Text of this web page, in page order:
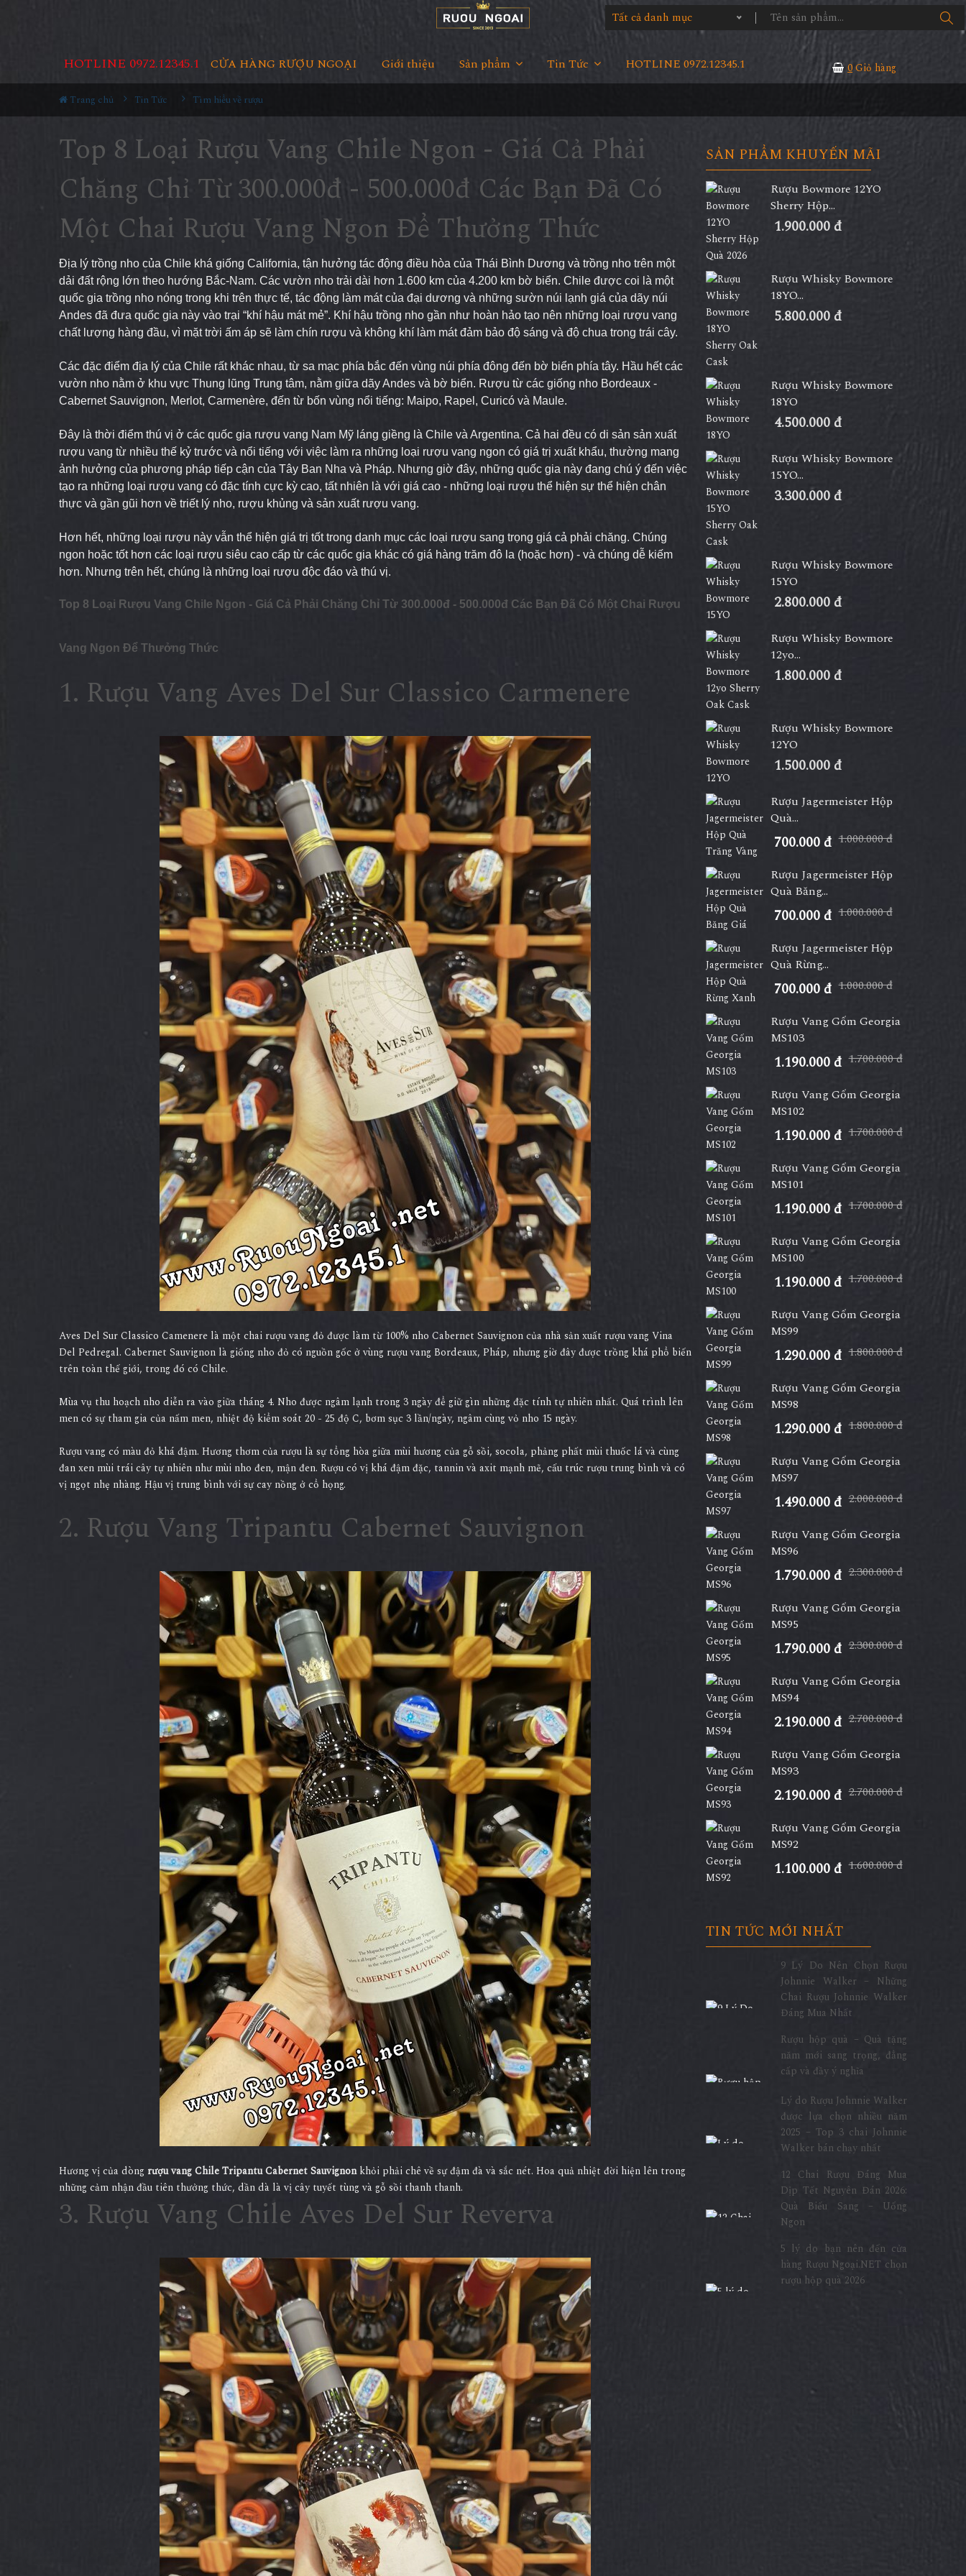
Tất cả danh mục
CỬA HÀNG RƯỢU NGOẠI Giới thiệu Sản phẩm Tin Tức HOTLINE 0972.12345.1 0Giỏ hàng
HOTLINE 0972.12345.1
Trang chủ Tin Tức Tìm hiểu về rượu
Top 8 Loại Rượu Vang Chile Ngon - Giá Cả Phải
Chăng Chỉ Từ 300.000đ - 500.000đ Các Bạn Đã Có
Một Chai Rượu Vang Ngon Để Thưởng Thức
Địa lý trồng nho của Chile khá giống California, tận hưởng tác động điều hòa của Thái Bình Dương và trồng nho trên một
dải đất rộng lớn theo hướng Bắc-Nam. Các vườn nho trải dài hơn 1.600 km của 4.200 km bờ biển. Chile được coi là một
quốc gia trồng nho nóng trong khi trên thực tế, tác động làm mát của đại dương và những sườn núi lạnh giá của dãy núi
Andes đã đưa quốc gia này vào trại “khí hậu mát mẻ”. Khí hậu trồng nho gần như hoàn hảo tạo nên những loại rượu vang
chất lượng hàng đầu, vì mặt trời ấm áp sẽ làm chín rượu và không khí làm mát đảm bảo độ sáng và độ chua trong trái cây.
Các đặc điểm địa lý của Chile rất khác nhau, từ sa mạc phía bắc đến vùng núi phía đông đến bờ biển phía tây. Hầu hết các
vườn nho nằm ở khu vực Thung lũng Trung tâm, nằm giữa dãy Andes và bờ biển. Rượu từ các giống nho Bordeaux -
Cabernet Sauvignon, Merlot, Carmenère, đến từ bốn vùng nổi tiếng: Maipo, Rapel, Curicó và Maule.
Đây là thời điểm thú vị ở các quốc gia rượu vang Nam Mỹ láng giềng là Chile và Argentina. Cả hai đều có di sản sản xuất
rượu vang từ nhiều thế kỷ trước và nổi tiếng với việc làm ra những loại rượu vang ngon có giá trị xuất khẩu, thường mang
ảnh hưởng của phương pháp tiếp cận của Tây Ban Nha và Pháp. Nhưng giờ đây, những quốc gia này đang chú ý đến việc
tạo ra những loại rượu vang có đặc tính cực kỳ cao, tất nhiên là với giá cao - những loại rượu thể hiện sự thể hiện chân
thực và gần gũi hơn về triết lý nho, rượu khủng và sản xuất rượu vang.
Hơn hết, những loại rượu này vẫn thể hiện giá trị tốt trong danh mục các loại rượu sang trọng giá cả phải chăng. Chúng
ngon hoặc tốt hơn các loại rượu siêu cao cấp từ các quốc gia khác có giá hàng trăm đô la (hoặc hơn) - và chúng dễ kiếm
hơn. Nhưng trên hết, chúng là những loại rượu độc đáo và thú vị.
Top 8 Loại Rượu Vang Chile Ngon - Giá Cả Phải Chăng Chỉ Từ 300.000đ - 500.000đ Các Bạn Đã Có Một Chai Rượu
Vang Ngon Để Thưởng Thức
1. Rượu Vang Aves Del Sur Classico Carmenere
Aves Del Sur Classico Camenere là một chai rượu vang đỏ được làm từ 100% nho Cabernet Sauvignon của nhà sản xuất rượu vang Vina
Del Pedregal. Cabernet Sauvignon là giống nho đỏ có nguồn gốc ở vùng rượu vang Bordeaux, Pháp, nhưng giờ đây được trồng khá phổ biến
trên toàn thế giới, trong đó có Chile.
Mùa vụ thu hoạch nho diễn ra vào giữa tháng 4. Nho được ngâm lạnh trong 3 ngày để giữ gìn những đặc tính tự nhiên nhất. Quá trình lên
men có sự tham gia của nấm men, nhiệt độ kiểm soát 20 - 25 độ C, bơm sục 3 lần/ngày, ngâm cùng vỏ nho 15 ngày.
Rượu vang có màu đỏ khá đậm. Hương thơm của rượu là sự tổng hòa giữa mùi hương của gỗ sồi, socola, phảng phất mùi thuốc lá và cùng
đan xen mùi trái cây tự nhiên như mùi nho đen, mận đen. Rượu có vị khá đậm đặc, tannin và axit mạnh mẽ, cấu trúc rượu trung bình và có
vị ngọt nhẹ nhàng. Hậu vị trung bình với sự cay nồng ở cổ họng.
2. Rượu Vang Tripantu Cabernet Sauvignon
Hương vị của dòng rượu vang Chile Tripantu Cabernet Sauvignonkhỏi phải chê về sự đậm đà và sắc nét. Hoa quả nhiệt đời hiện lên trong
những cảm nhận đầu tiên thưởng thức, dần dà là vị cây tuyết tùng và gỗ sồi thanh thanh.
3. Rượu Vang Chile Aves Del Sur Reverva
SẢN PHẨM KHUYẾN MÃI
Rượu Bowmore 12YO
Sherry Hộp...
1.900.000 đ
Rượu Whisky Bowmore
18YO...
5.800.000 đ
Rượu Whisky Bowmore
18YO
4.500.000 đ
Rượu Whisky Bowmore
15YO...
3.300.000 đ
Rượu Whisky Bowmore
15YO
2.800.000 đ
Rượu Whisky Bowmore
12yo...
1.800.000 đ
Rượu Whisky Bowmore
12YO
1.500.000 đ
Rượu Jagermeister Hộp
Quà...
700.000 đ 1.000.000 đ
Rượu Jagermeister Hộp
Quà Băng...
700.000 đ 1.000.000 đ
Rượu Jagermeister Hộp
Quà Rừng...
700.000 đ 1.000.000 đ
Rượu Vang Gốm Georgia
MS103
1.190.000 đ 1.700.000 đ
Rượu Vang Gốm Georgia
MS102
1.190.000 đ 1.700.000 đ
Rượu Vang Gốm Georgia
MS101
1.190.000 đ 1.700.000 đ
Rượu Vang Gốm Georgia
MS100
1.190.000 đ 1.700.000 đ
Rượu Vang Gốm Georgia
MS99
1.290.000 đ 1.800.000 đ
Rượu Vang Gốm Georgia
MS98
1.290.000 đ 1.800.000 đ
Rượu Vang Gốm Georgia
MS97
1.490.000 đ 2.000.000 đ
Rượu Vang Gốm Georgia
MS96
1.790.000 đ 2.300.000 đ
Rượu Vang Gốm Georgia
MS95
1.790.000 đ 2.300.000 đ
Rượu Vang Gốm Georgia
MS94
2.190.000 đ 2.700.000 đ
Rượu Vang Gốm Georgia
MS93
2.190.000 đ 2.700.000 đ
Rượu Vang Gốm Georgia
MS92
1.100.000 đ 1.600.000 đ
TIN TỨC MỚI NHẤT
9 Lý Do Nên Chọn Rượu
Johnnie Walker – Những
Chai Rượu Johnnie Walker
Đáng Mua Nhất
Rượu hộp quà – Quà tặng
năm mới sang trọng, đẳng
cấp và đầy ý nghĩa
Lý do Rượu Johnnie Walker
được lựa chọn nhiều năm
2025 – Top 3 chai Johnnie
Walker bán chạy nhất
12 Chai Rượu Đáng Mua
Dịp Tết Nguyên Đán 2026:
Quà Biếu Sang – Uống
Ngon
5 lý do bạn nên đến cửa
hàng Rượu Ngoại.NET chọn
rượu hộp quà 2026